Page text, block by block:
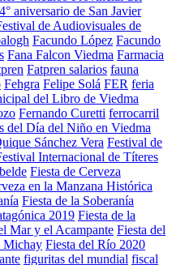
aniversario de San Javier
de Audiovisuales de
Facundo López Facundo
Fana Falcon Viedma Farmacia
Fatpren salarios fauna
Fehgra Felipe Solá FER feria
del Libro de Viedma
Fernando Curetti ferrocarril
del Día del Niño en Viedma
Sánchez Vera Festival de
Internacional de Títeres
Fiesta de Cerveza
en la Manzana Histórica
Fiesta de la Soberanía
2019 Fiesta de la
Mar y el Acampante Fiesta del
Michay Fiesta del Río 2020
figuritas del mundial fiscal